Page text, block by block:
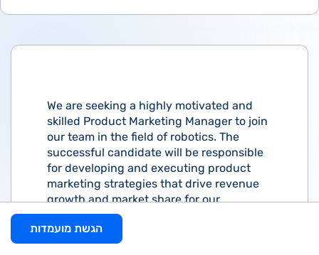
We are seeking a highly motivated and
skilled Product Marketing Manager to join
our team in the field of robotics. The
successful candidate will be responsible
for developing and executing product
marketing strategies that drive revenue
growth and market share for our
products.
The ideal candidate will have a deep
הגשת מועמדות